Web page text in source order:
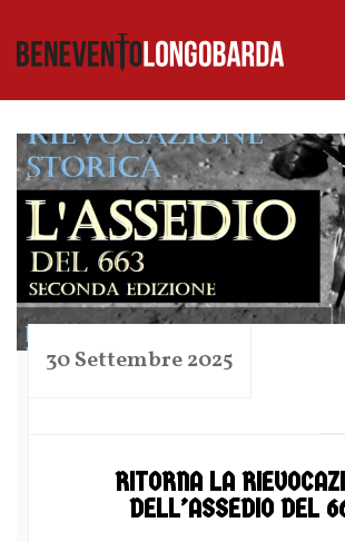
30 Settembre 2025
RITORNA LA
DELL’ASSEDIO DEL